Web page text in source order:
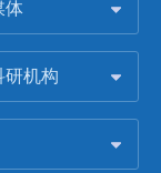
体
研机构